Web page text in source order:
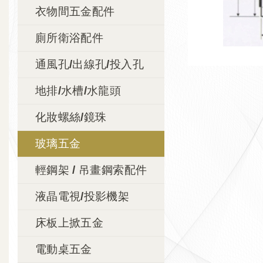
衣物間五金配件
廁所衛浴配件
通風孔/出線孔/投入孔
地排/水槽/水龍頭
化妝螺絲/鏡珠
玻璃五金
輕鋼架 / 吊畫鋼索配件
液晶電視/投影機架
床板上掀五金
電動桌五金